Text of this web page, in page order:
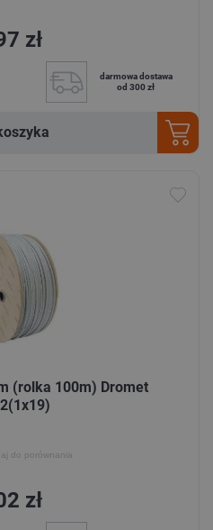
zł
darmowa dostawa
od 300 zł
(rolka 100m) Dromet
do porównania
zł